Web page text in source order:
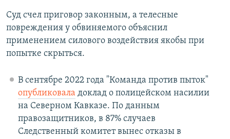
Суд счел приговор законным, а телесные
повреждения у обвиняемого объяснил
применением силового воздействия якобы при
попытке скрыться.
В сентябре 2022 года "Команда против пыток"
опубликовала доклад о полицейском насилии
на Северном Кавказе. По данным
правозащитников, в 87% случаев
Следственный комитет вынес отказы в